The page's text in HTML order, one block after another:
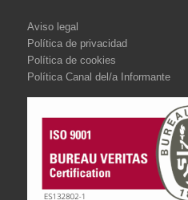
Aviso legal
Política de privacidad
Política de cookies
Política Canal del/a Informante